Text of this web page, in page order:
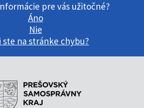
pre vás užitočné?
Áno
Nie
ste na stránke chybu?